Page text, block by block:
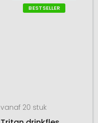
BESTSELLER
vanaf 20 stuk